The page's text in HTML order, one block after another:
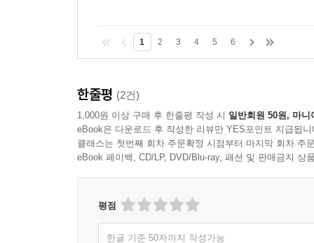
작가의 지력과 창의력을 결코 제한하지 않는다는
- NPR
이 시대의 가장 뛰어난 소설가 중 하나인 니콜 크
- 파이낸셜 타임스
1 2 3 4 5 6
한줄평 (2건)
1,000원 이상 구매 후 한줄평 작성 시 일반회원 50원, 마니
eBook은 다운로드 후 작성한 리뷰만 YES포인트 지급됩니
클래스는 첫번째 회차 주문확정 시점부터 마지막 회차 주
eBook 페이백, CD/LP, DVD/Blu-ray, 패션 및 판매금지 상
평점
한글 기준 50자까지 작성가능